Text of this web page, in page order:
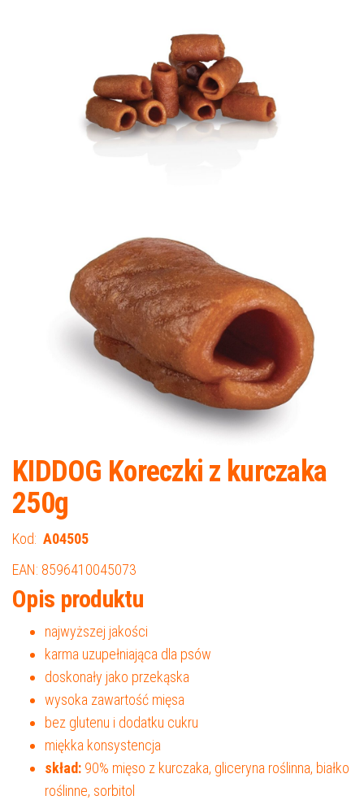
KIDDOG Koreczki z kurczaka
250g
Kod: A04505
EAN: 8596410045073
Opis produktu
najwyższej jakości
karma uzupełniająca dla psów
doskonały jako przekąska
wysoka zawartość mięsa
bez glutenu i dodatku cukru
miękka konsystencja
skład: 90% mięso z kurczaka, gliceryna roślinna, białko
roślinne, sorbitol